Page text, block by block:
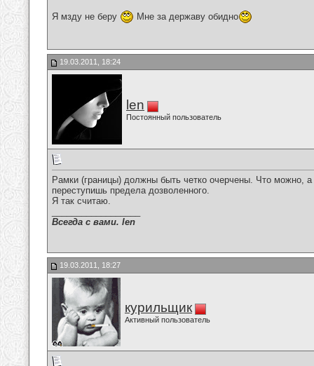
Я мзду не беру Мне за державу обидно
19.03.2011, 18:24
len
Постоянный пользователь
Рамки (границы) должны быть четко очерчены. Что можно,
переступишь предела дозволенного.
Я так считаю.
Всегда с вами. len
19.03.2011, 18:27
курильщик
Активный пользователь